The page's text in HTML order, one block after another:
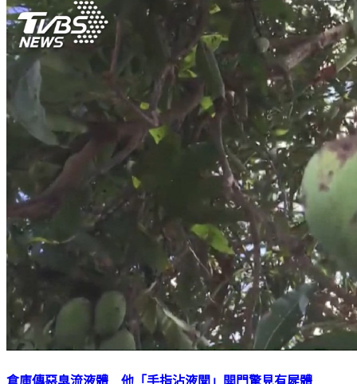
倉庫傳惡臭流液體 他「手指沾液聞」開門驚見有屍體